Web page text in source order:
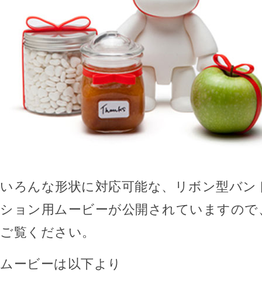
いろんな形状に対応可能な、リボン型バ
ション用ムービーが公開されていますの
ご覧ください。
ムービーは以下より